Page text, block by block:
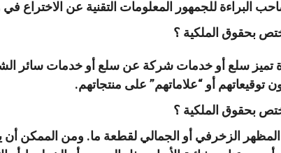
البراءة للجمهور المعلومات التقنية عن الاختراع في
بحقوق الملكية ؟
تميز سلع أو خدمات شركة عن سلع أو خدمات سائر
أو “علاماتهم” على منتجاتهم.
بحقوق الملكية ؟
الزخرفي أو الجمالي لقطعة ما. ومن الممكن أن